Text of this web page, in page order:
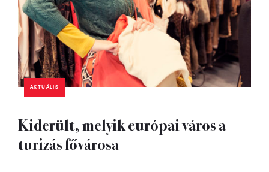
AKTUÁLIS
Kiderült, melyik európai város a
turizás fővárosa